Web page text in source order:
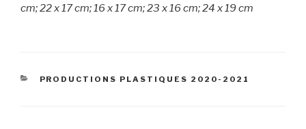
cm; 22 x 17 cm; 16 x 17 cm; 23 x 16 cm; 24 x 19 cm
CATÉGORIES
PRODUCTIONS PLASTIQUES 2020-2021